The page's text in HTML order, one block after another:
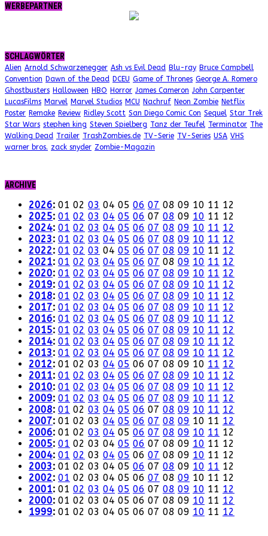
WERBEPARTNER
SCHLAGWÖRTER
Alien Arnold Schwarzenegger Ash vs Evil Dead Blu-ray Bruce Campbell
Convention Dawn of the Dead DCEU Game of Thrones George A. Romero
Ghostbusters Halloween HBO Horror James Cameron John Carpenter
LucasFilms Marvel Marvel Studios MCU Nachruf Neon Zombie Netflix
Poster Remake Review Ridley Scott San Diego Comic Con Sequel Star Trek
Star Wars stephen king Steven Spielberg Tanz der Teufel Terminator The
Walking Dead Trailer TrashZombies.de TV-Serie TV-Series USA VHS
warner bros. zack snyder Zombie-Magazin
ARCHIVE
2026: 01 02 03 04 05 06 07 08 09 10 11 12
2025: 01 02 03 04 05 06 07 08 09 10 11 12
2024: 01 02 03 04 05 06 07 08 09 10 11 12
2023: 01 02 03 04 05 06 07 08 09 10 11 12
2022: 01 02 03 04 05 06 07 08 09 10 11 12
2021: 01 02 03 04 05 06 07 08 09 10 11 12
2020: 01 02 03 04 05 06 07 08 09 10 11 12
2019: 01 02 03 04 05 06 07 08 09 10 11 12
2018: 01 02 03 04 05 06 07 08 09 10 11 12
2017: 01 02 03 04 05 06 07 08 09 10 11 12
2016: 01 02 03 04 05 06 07 08 09 10 11 12
2015: 01 02 03 04 05 06 07 08 09 10 11 12
2014: 01 02 03 04 05 06 07 08 09 10 11 12
2013: 01 02 03 04 05 06 07 08 09 10 11 12
2012: 01 02 03 04 05 06 07 08 09 10 11 12
2011: 01 02 03 04 05 06 07 08 09 10 11 12
2010: 01 02 03 04 05 06 07 08 09 10 11 12
2009: 01 02 03 04 05 06 07 08 09 10 11 12
2008: 01 02 03 04 05 06 07 08 09 10 11 12
2007: 01 02 03 04 05 06 07 08 09 10 11 12
2006: 01 02 03 04 05 06 07 08 09 10 11 12
2005: 01 02 03 04 05 06 07 08 09 10 11 12
2004: 01 02 03 04 05 06 07 08 09 10 11 12
2003: 01 02 03 04 05 06 07 08 09 10 11 12
2002: 01 02 03 04 05 06 07 08 09 10 11 12
2001: 01 02 03 04 05 06 07 08 09 10 11 12
2000: 01 02 03 04 05 06 07 08 09 10 11 12
1999: 01 02 03 04 05 06 07 08 09 10 11 12